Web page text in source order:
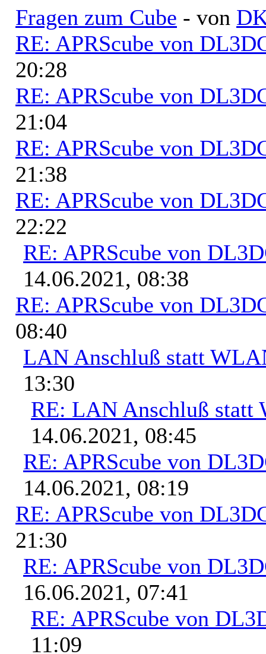
Fragen zum Cube - von
RE: APRScube von
20:28
RE: APRScube von
21:04
RE: APRScube von
21:38
RE: APRScube von
22:22
RE: APRScube von
14.06.2021, 08:38
RE: APRScube von
08:40
LAN Anschluß statt
13:30
RE: LAN Anschluß statt
14.06.2021, 08:45
RE: APRScube von
14.06.2021, 08:19
RE: APRScube von
21:30
RE: APRScube von
16.06.2021, 07:41
RE: APRScube von
11:09